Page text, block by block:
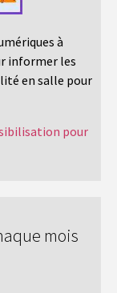
à
informer les
en salle pour
pour
mois